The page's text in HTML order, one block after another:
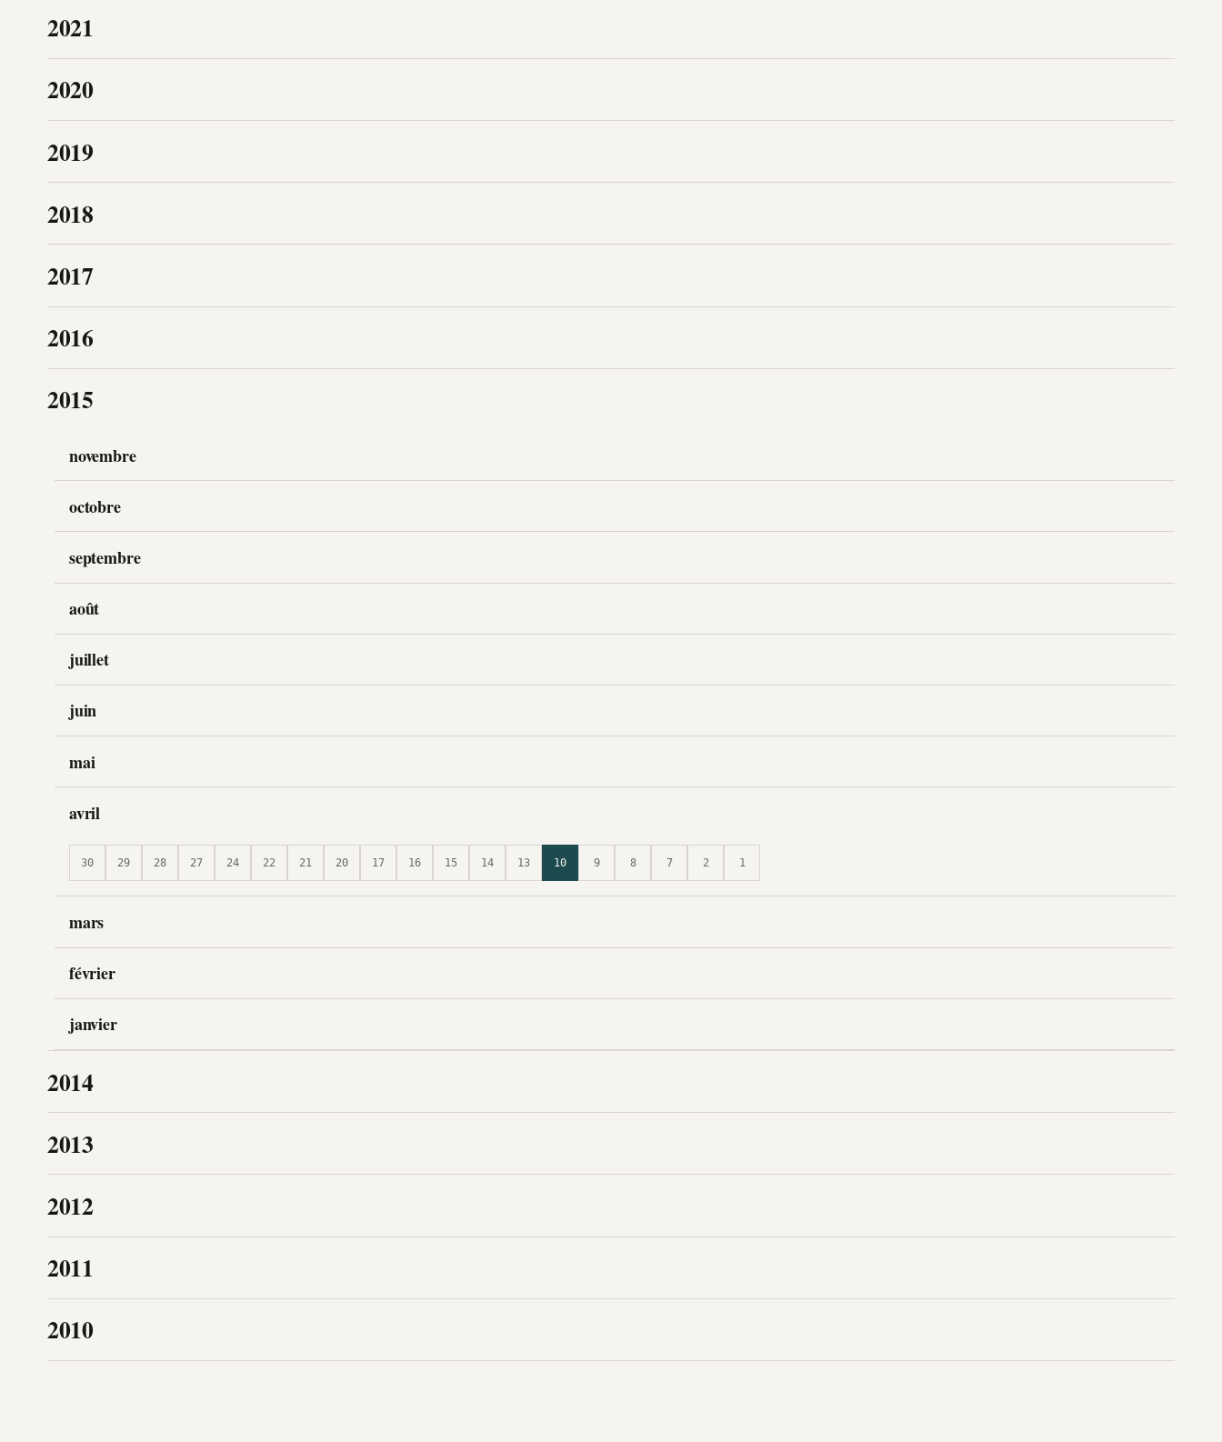
2021
2020
2019
2018
2017
2016
2015
novembre
octobre
septembre
août
juillet
juin
mai
avril
30 29 28 27 24 22 21 20 17 16 15 14 13 10 9 8 7 2 1
mars
février
janvier
2014
2013
2012
2011
2010